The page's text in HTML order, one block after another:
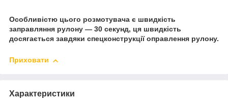
Особливістю цього розмотувача є швидкість
заправляння рулону — 30 секунд, ця швидкість
досягається завдяки спецконструкції оправлення рулону.
Приховати
Характеристики